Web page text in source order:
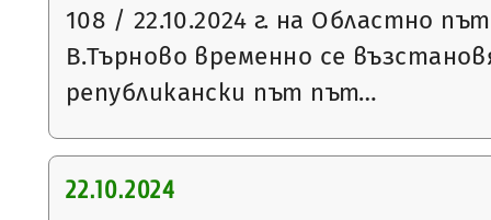
108 / 22.10.2024 г. на Областно
В.Търново временно се
републикански път път…
22.10.2024